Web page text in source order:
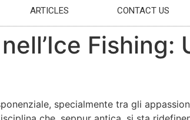
ARTICLES CONTACT US
Fishing:
specialmente tra gli